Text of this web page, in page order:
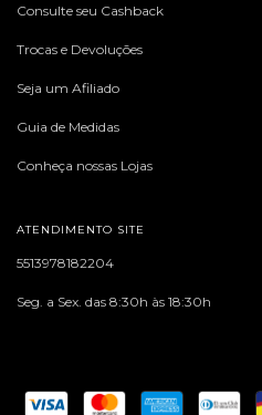
Consulte seu Cashback
Trocas e Devoluções
Seja um Afiliado
Guia de Medidas
Conheça nossas Lojas
ATENDIMENTO SITE
5513978182204
Seg. a Sex. das 8:30h às 18:30h